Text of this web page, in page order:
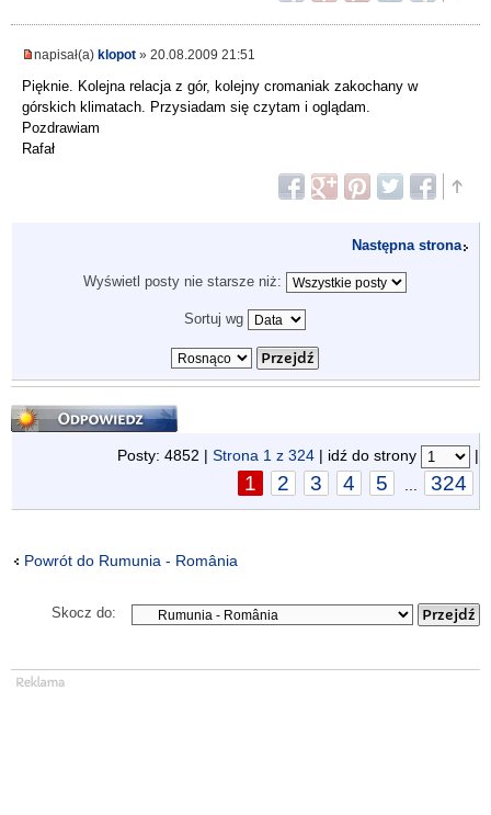
napisał(a) klopot » 20.08.2009 21:51
Pięknie. Kolejna relacja z gór, kolejny cromaniak zakochany w
górskich klimatach. Przysiadam się czytam i oglądam.
Pozdrawiam
Rafał
Następna strona
Wyświetl posty nie starsze niż:
Sortuj wg
Odpowiedz
Posty: 4852 | Strona 1 z 324 | idź do strony |
1 2 3 4 5 324
Powrót do Rumunia - România
Skocz do: